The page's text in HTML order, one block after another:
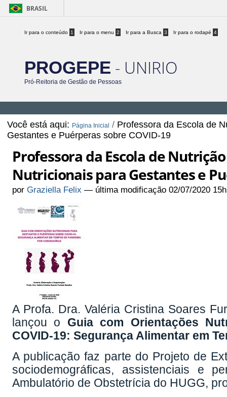
BRASIL
Ir para o conteúdo 1 Ir para o menu 2 Ir para a Busca 3 Ir para o rodapé 4
PROGEPE - UNIRIO
Pró-Reitoria de Gestão de Pessoas
Você está aqui: Página Inicial / Professora da Escola de
Gestantes e Puérperas sobre COVID-19
Professora da Escola de
Nutricionais para Gestantes e
porGraziella Felix — última modificação 02/07/2020
A Profa. Dra. Valéria Cristina Soares
lançou o Guia com Orientações
COVID-19: Segurança Alimentar em
A publicação faz parte do Projeto de
sociodemográficas, assistenciais e
Ambulatório de Obstetrícia do HUGG,